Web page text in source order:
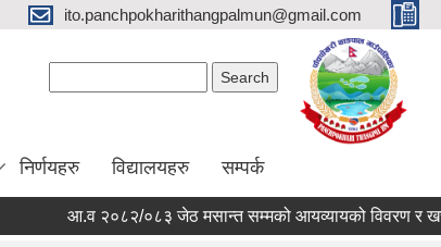
ito.panchpokharithangpalmun@gmail.com
निर्णयहरु विद्यालयहरु सम्पर्क
आ.व २०८२/०८३ जेठ मसान्त सम्मको आयव्यायको विवरण र खर्चको